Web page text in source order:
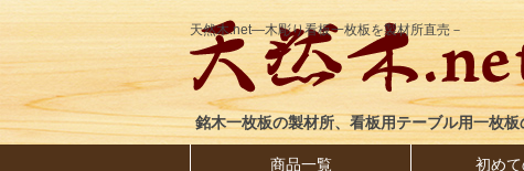
天然木.net―木彫り看板一枚板を製材所直売－
銘木一枚板の製材所、看板用テーブル用一枚板
商品一覧 初め